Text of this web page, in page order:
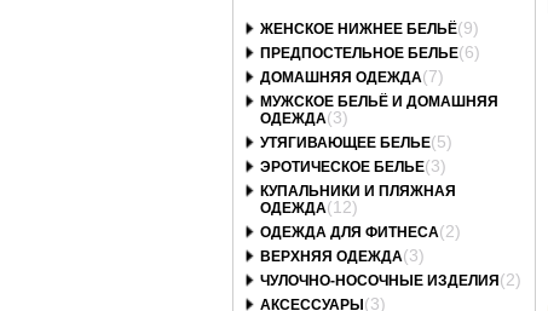
ЖЕНСКОЕ НИЖНЕЕ БЕЛЬЁ(9)
ПРЕДПОСТЕЛЬНОЕ БЕЛЬЕ(6)
ДОМАШНЯЯ ОДЕЖДА(7)
МУЖСКОЕ БЕЛЬЁ И ДОМАШНЯЯ
ОДЕЖДА(3)
УТЯГИВАЮЩЕЕ БЕЛЬЕ(5)
ЭРОТИЧЕСКОЕ БЕЛЬЕ(3)
КУПАЛЬНИКИ И ПЛЯЖНАЯ
ОДЕЖДА(12)
ОДЕЖДА ДЛЯ ФИТНЕСА(2)
ВЕРХНЯЯ ОДЕЖДА(3)
ЧУЛОЧНО-НОСОЧНЫЕ ИЗДЕЛИЯ (2)
АКСЕССУАРЫ (3)